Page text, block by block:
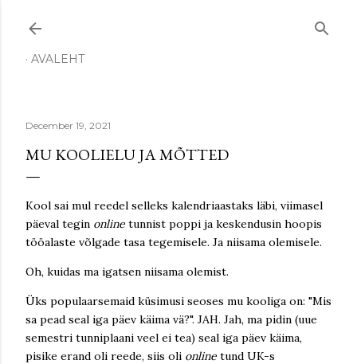
AVALEHT
December 19, 2021
MU KOOLIELU JA MÕTTED
Kool sai mul reedel selleks kalendriaastaks läbi, viimasel
päeval tegin online tunnist poppi ja keskendusin hoopis
tööalaste võlgade tasa tegemisele. Ja niisama olemisele.
Oh, kuidas ma igatsen niisama olemist.
Üks populaarsemaid küsimusi seoses mu kooliga on: "Mis
sa pead seal iga päev käima vä?". JAH. Jah, ma pidin (uue
semestri tunniplaani veel ei tea) seal iga päev käima,
pisike erand oli reede, siis oli online tund UK-s